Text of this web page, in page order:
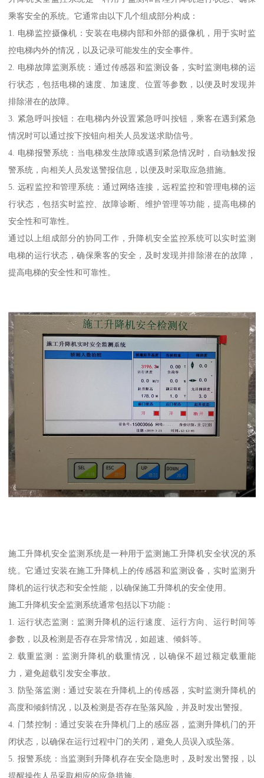
乘客安全的系统。它通常由以下几个组成部分构成：
1. 电梯监控摄像机：安装在电梯内部和外部的摄像机，用于实时监
控电梯内外的情况，以及记录可能发生的安全事件。
2. 电梯故障监测系统：通过传感器和监测设备，实时监测电梯的运
行状态，包括电梯的速度、加速度、位置等参数，以便及时发现并
排除潜在的故障。
3. 紧急呼叫按钮：在电梯内外设置紧急呼叫按钮，乘客在遇到紧急
情况时可以通过按下按钮向相关人员发送求助信号。
4. 电梯报警系统：当电梯发生故障或遇到紧急情况时，自动触发报
警系统，向相关人员发送警报信息，以便及时采取应急措施。
5. 远程监控和管理系统：通过网络连接，远程监控和管理电梯的运
行状态，包括实时监控、故障诊断、维护管理等功能，提高电梯的
安全性和可靠性。
通过以上组成部分的协同工作，升降机安全监控系统可以实时监测
电梯的运行状态，确保乘客的安全，及时发现并排除潜在的故障，
提高电梯的安全性和可靠性。
施工升降机安全监测系统是一种用于监测施工升降机安全状况的系
统。它通过安装在施工升降机上的传感器和监测设备，实时监测升
降机的运行状态和安全性能，以确保施工升降机的安全使用。
施工升降机安全监测系统通常包括以下功能：
1. 运行状态监测：监测升降机的运行速度、运行方向、运行时间等
参数，以及检测是否存在异常情况，如超速、倾斜等。
2. 载重监测：监测升降机的载重情况，以确保不超过额定载重能
力，避免超载引发安全事故。
3. 防坠落监测：通过安装在升降机上的传感器，实时监测升降机的
高度和倾斜情况，以及检测是否存在坠落风险，并及时发出警报。
4. 门禁控制：通过安装在升降机门上的感应器，监测升降机门的开
闭状态，以确保在运行过程中门的关闭，避免人员误入或坠落。
5. 报警系统：当监测到升降机存在安全隐患时，及时发出警报，以
提醒操作人员采取相应的应急措施。